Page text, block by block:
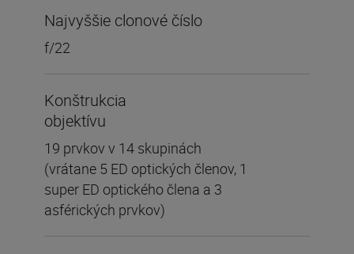
Najvyššie clonové číslo
f/22
Konštrukcia
objektívu
19 prvkov v 14 skupinách
(vrátane 5 ED optických členov, 1
super ED optického člena a 3
asférických prvkov)